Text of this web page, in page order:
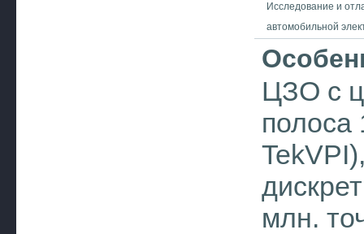
Исследование и
автомобильной
ЦЗО с
млн.